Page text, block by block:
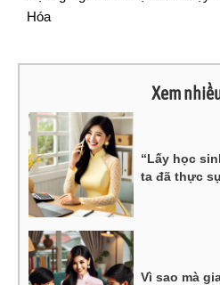
Hóa
Xem
“Lấy học
ta đã thực
Vì sao mà